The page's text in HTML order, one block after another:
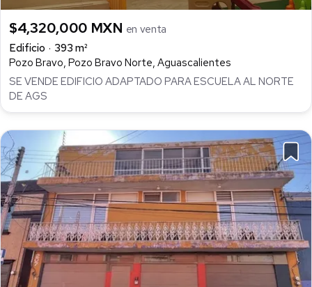
$4,320,000 MXN en venta
Edificio
393 m²
Pozo Bravo, Pozo Bravo Norte, Aguascalientes
SE VENDE EDIFICIO ADAPTADO PARA ESCUELA AL NORTE
DE AGS